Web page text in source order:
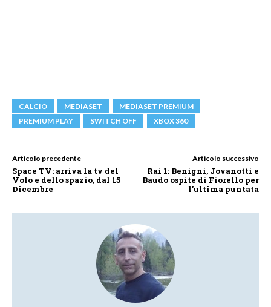
CALCIO MEDIASET
MEDIASET PREMIUM
PREMIUM PLAY
SWITCH OFF XBOX 360
Articolo precedente
Space TV: arriva la tv del
Volo e dello spazio, dal 15
Dicembre
Articolo successivo
Rai 1: Benigni, Jovanotti e
Baudo ospite di Fiorello per
l’ultima puntata